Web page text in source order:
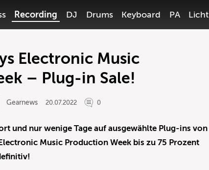
Recording DJ Drums Keyboard PA Licht
Electronic Music
– Plug-in Sale!
Gearnews 20.07.2022 0
und nur wenige Tage auf ausgewählte Plug-ins von
Music Production Week bis zu 75 Prozent